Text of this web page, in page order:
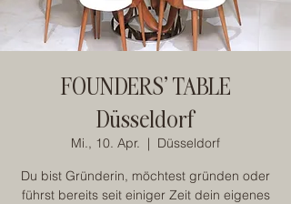
FOUNDERS' TABLE
Düsseldorf
Mi., 10. Apr.
  |
Düsseldorf
Du bist Gründerin, möchtest gründen oder
führst bereits seit einiger Zeit dein eigenes